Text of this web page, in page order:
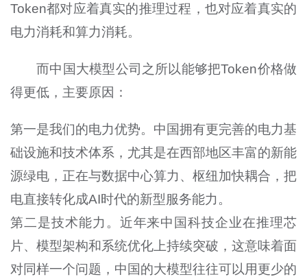
Token都对应着真实的推理过程，也对应着真实的
电力消耗和算力消耗。
而中国大模型公司之所以能够把Token价格做
得更低，主要原因：
第一是我们的电力优势。中国拥有更完善的电力基
础设施和技术体系，尤其是在西部地区丰富的新能
源绿电，正在与数据中心算力、枢纽加快耦合，把
电直接转化成AI时代的新型服务能力。
第二是技术能力。近年来中国科技企业在推理芯
片、模型架构和系统优化上持续突破，这意味着面
对同样一个问题，中国的大模型往往可以用更少的